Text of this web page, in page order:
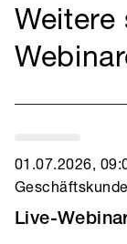
Weitere
01.07.2026,
Live-